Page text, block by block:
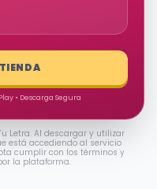
• Descarga Segura
Letra. Al descargar y utilizar
está accediendo al servicio
cumplir con los términos y
la plataforma.